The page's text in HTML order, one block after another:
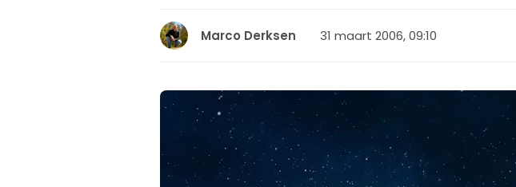
Marco Derksen 31 maart 2006, 09:10